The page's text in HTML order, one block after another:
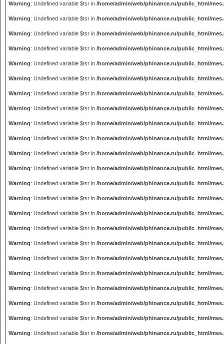
Warning: Undefined variable $tsr in /home/admin/web/phinance.ru/public_html/
Warning: Undefined variable $tsr in /home/admin/web/phinance.ru/public_html/
Warning: Undefined variable $tsr in /home/admin/web/phinance.ru/public_html/
Warning: Undefined variable $tsr in /home/admin/web/phinance.ru/public_html/
Warning: Undefined variable $tsr in /home/admin/web/phinance.ru/public_html/
Warning: Undefined variable $tsr in /home/admin/web/phinance.ru/public_html/
Warning: Undefined variable $tsr in /home/admin/web/phinance.ru/public_html/
Warning: Undefined variable $tsr in /home/admin/web/phinance.ru/public_html/
Warning: Undefined variable $tsr in /home/admin/web/phinance.ru/public_html/
Warning: Undefined variable $tsr in /home/admin/web/phinance.ru/public_html/
Warning: Undefined variable $tsr in /home/admin/web/phinance.ru/public_html/
Warning: Undefined variable $tsr in /home/admin/web/phinance.ru/public_html/
Warning: Undefined variable $tsr in /home/admin/web/phinance.ru/public_html/
Warning: Undefined variable $tsr in /home/admin/web/phinance.ru/public_html/
Warning: Undefined variable $tsr in /home/admin/web/phinance.ru/public_html/
Warning: Undefined variable $tsr in /home/admin/web/phinance.ru/public_html/
Warning: Undefined variable $tsr in /home/admin/web/phinance.ru/public_html/
Warning: Undefined variable $tsr in /home/admin/web/phinance.ru/public_html/
Warning: Undefined variable $tsr in /home/admin/web/phinance.ru/public_html/
Warning: Undefined variable $tsr in /home/admin/web/phinance.ru/public_html/
Warning: Undefined variable $tsr in /home/admin/web/phinance.ru/public_html/
Warning: Undefined variable $tsr in /home/admin/web/phinance.ru/public_html/
Warning: Undefined variable $tsr in /home/admin/web/phinance.ru/public_html/